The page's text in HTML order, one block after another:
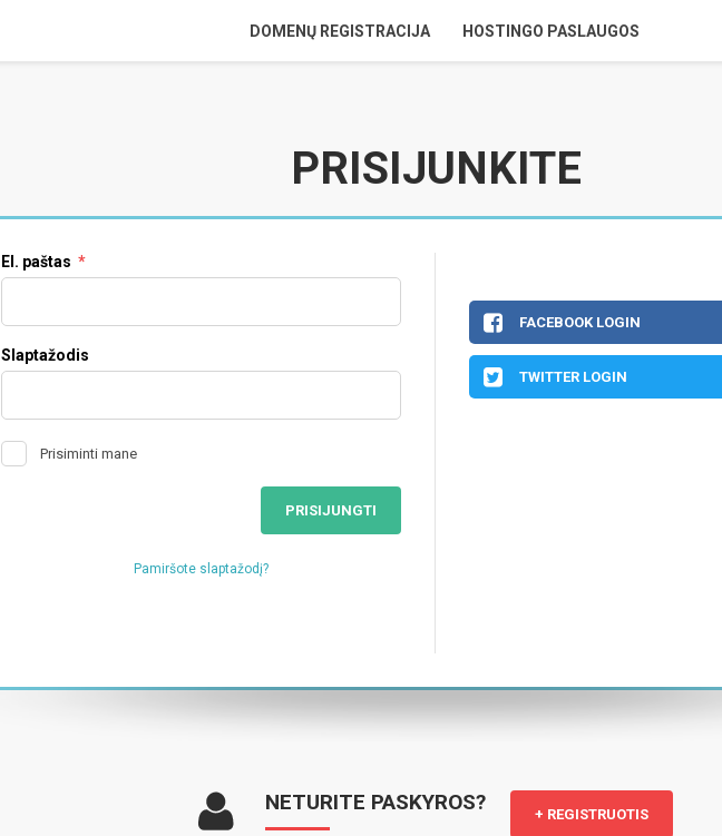
DOMENŲ REGISTRACIJA HOSTINGO PASLAUGOS
PRISIJUNKITE
El. paštas *
Slaptažodis
Prisiminti mane
PRISIJUNGTI
Pamiršote slaptažodį?
FACEBOOK LOGIN
TWITTER LOGIN
NETURITE PASKYROS? + REGISTRUOTIS